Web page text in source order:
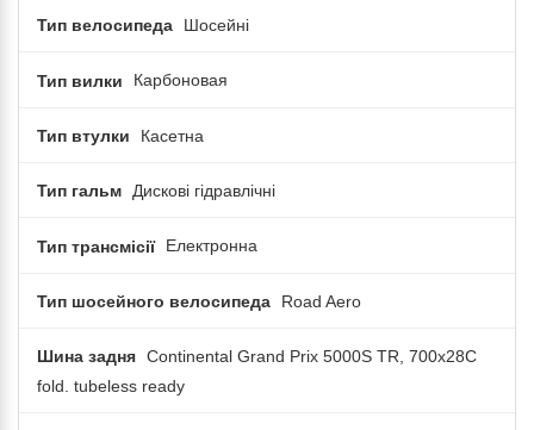
Тип велосипеда Шосейні
Тип вилки Карбоновая
Тип втулки Касетна
Тип гальм Дискові гідравлічні
Тип трансмісії Електронна
Тип шосейного велосипеда Road Aero
Шина задня Continental Grand Prix 5000S TR, 700x28C
fold. tubeless ready